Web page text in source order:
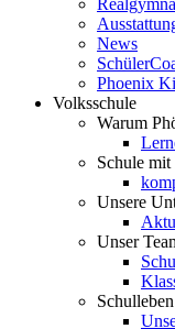
News
Phoenix
Volksschule
Warum
Schule mit
Unsere
Unser